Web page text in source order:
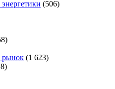
(506)
рынок (1 623)